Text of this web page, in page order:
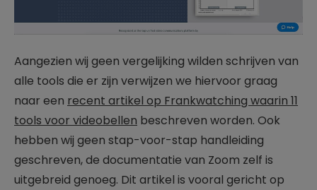
Aangezien wij geen vergelijking wilden schrijven van
alle tools die er zijn verwijzen we hiervoor graag
naar een recent artikel op Frankwatching waarin 11
tools voor videobellen beschreven worden. Ook
hebben wij geen stap-voor-stap handleiding
geschreven, de documentatie van Zoom zelf is
uitgebreid genoeg. Dit artikel is vooral gericht op